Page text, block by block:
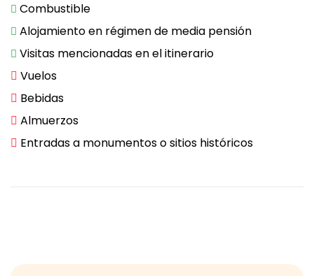
Combustible
Alojamiento en régimen de media pensión
Visitas mencionadas en el itinerario
Vuelos
Bebidas
Almuerzos
Entradas a monumentos o sitios históricos